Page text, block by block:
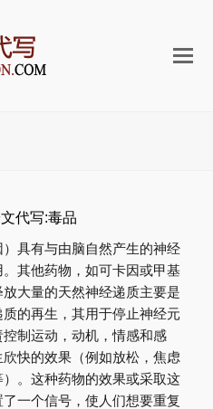
打
代写:毒品
具有与由脑自然产生的神经
其他药物，如可卡因或甲基
大量的天然神经递质主要是
的再生，其用于停止神经元
制运动，动机，情感和感
快的效果（例如放松，焦虑
。这种药物的效果或采取这
一个信号，使人们想要重复